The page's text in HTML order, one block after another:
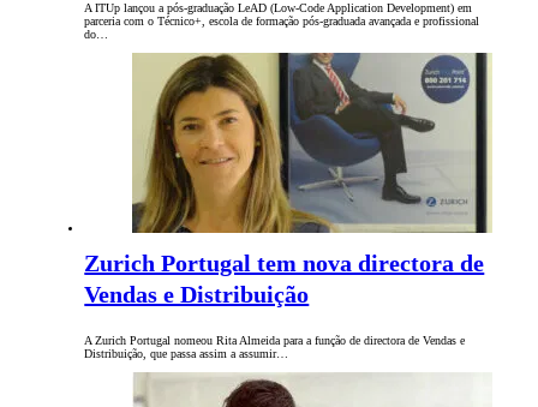
A ITUp lançou a pós-graduação LeAD (Low-Code Application Development) em
parceria com o Técnico+, escola de formação pós-graduada avançada e profissional
do…
Zurich Portugal tem nova directora de
Vendas e Distribuição
A Zurich Portugal nomeou Rita Almeida para a função de directora de Vendas e
Distribuição, que passa assim a assumir…